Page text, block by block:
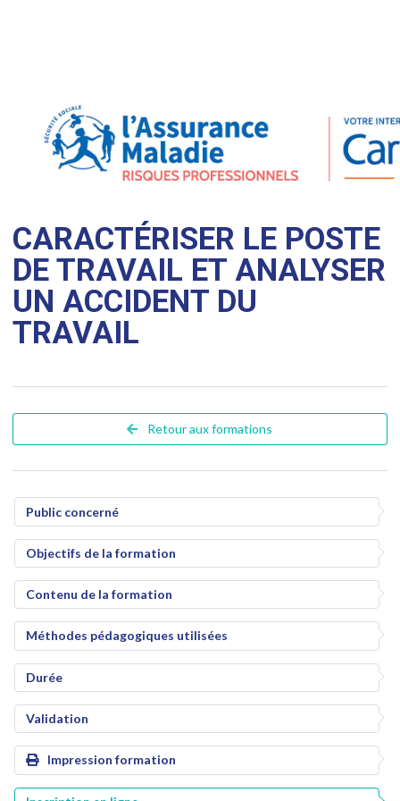
CARACTÉRISER LE POSTE
DE TRAVAIL ET ANALYSER
UN ACCIDENT DU
TRAVAIL
Retour aux formations
Public concerné
Objectifs de la formation
Contenu de la formation
Méthodes pédagogiques utilisées
Durée
Validation
Impression formation